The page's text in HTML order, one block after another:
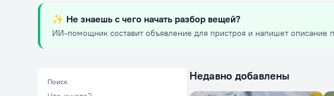
✨ Не знаешь с чего начать разбор вещей?
ИИ-помощник составит объявление для пристроя и напишет описание
Поиск Недавно добавлены